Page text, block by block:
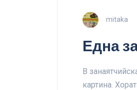
mitaka
Една
В
картина.